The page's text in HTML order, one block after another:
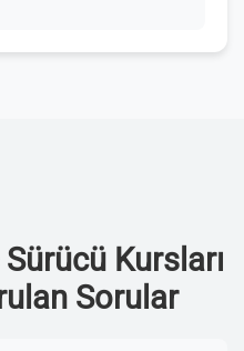
Kursları
Sorular